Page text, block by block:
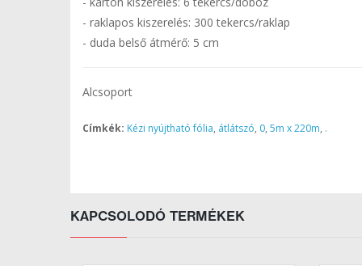
- raklapos kiszerelés: 300 tekercs/raklap
- duda belső átmérő: 5 cm
Alcsoport
Címkék: Kézi nyújtható fólia, átlátszó, 0, 5m x 220m, .
KAPCSOLODÓ TERMÉKEK